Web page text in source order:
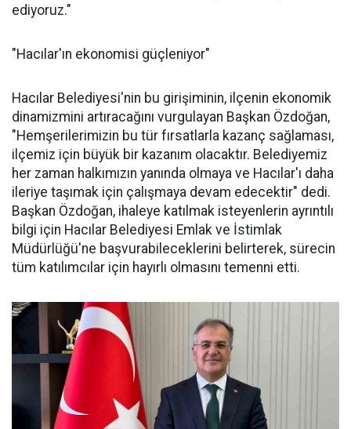
ediyoruz."
"Hacılar'ın ekonomisi güçleniyor"
Hacılar Belediyesi'nin bu girişiminin, ilçenin ekonomik
dinamizmini artıracağını vurgulayan Başkan Özdoğan,
"Hemşerilerimizin bu tür fırsatlarla kazanç sağlaması,
ilçemiz için büyük bir kazanım olacaktır. Belediyemiz
her zaman halkımızın yanında olmaya ve Hacılar'ı daha
ileriye taşımak için çalışmaya devam edecektir" dedi.
Başkan Özdoğan, ihaleye katılmak isteyenlerin ayrıntılı
bilgi için Hacılar Belediyesi Emlak ve İstimlak
Müdürlüğü'ne başvurabileceklerini belirterek, sürecin
tüm katılımcılar için hayırlı olmasını temenni etti.